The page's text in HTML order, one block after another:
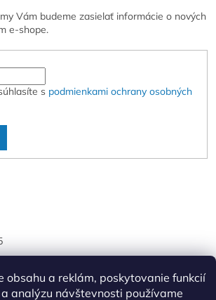
obsahu a reklám, poskytovanie funkcií
analýzu návštevnosti používame
Vám budeme zasielať informácie o nových
e-shope.
s podmienkami ochrany osobných